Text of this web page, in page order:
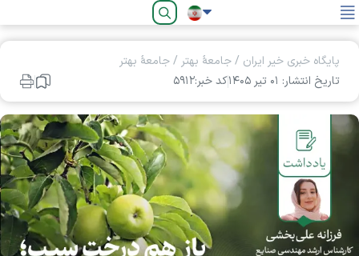
فارسی
پایگاه خبری خیر ایران /جامعۀ بهتر /جامعۀ بهتر
تاریخ انتشار: ۰۱ تير ۱۴۰۵
کد خبر:۵۹۱۲